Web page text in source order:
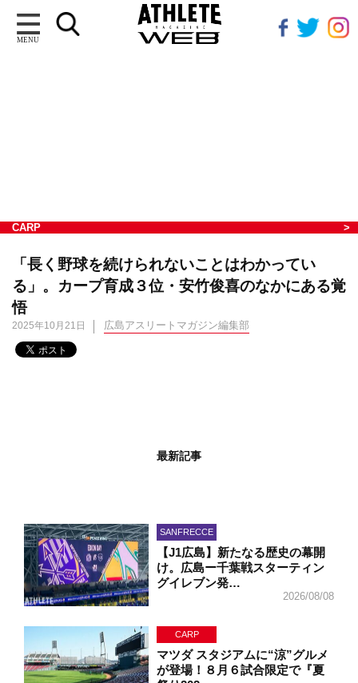
MENU
CARP
「長く野球を続けられないことはわかってい
る」。カープ育成３位・安竹俊喜のなかにある覚
悟
2025年10月21日 広島アスリートマガジン編集部
最新記事
SANFRECCE
【J1広島】新たなる歴史の幕開
け。広島ー千葉戦スターティン
グイレブン発…
2026/08/08
CARP
マツダ スタジアムに“涼”グルメ
が登場！８月６試合限定で『夏